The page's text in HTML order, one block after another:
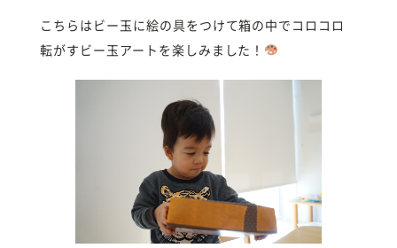
こちらはビー玉に絵の具をつけて箱の中でコロコロ
転がすビー玉アートを楽しみました！